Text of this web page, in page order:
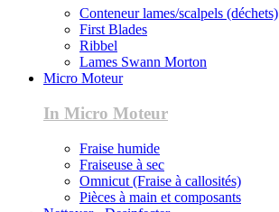
Conteneur lames/scalpels (déchets)
First Blades
Ribbel
Lames Swann Morton
Micro Moteur
In Micro Moteur
Fraise humide
Fraiseuse à sec
Omnicut (Fraise à callosités)
Pièces à main et composants